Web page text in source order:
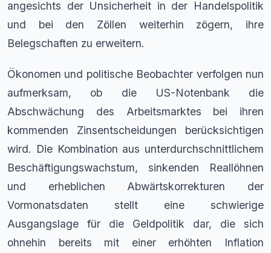
angesichts der Unsicherheit in der Handelspolitik
und bei den Zöllen weiterhin zögern, ihre
Belegschaften zu erweitern.
Ökonomen und politische Beobachter verfolgen nun
aufmerksam, ob die US-Notenbank die
Abschwächung des Arbeitsmarktes bei ihren
kommenden Zinsentscheidungen berücksichtigen
wird. Die Kombination aus unterdurchschnittlichem
Beschäftigungswachstum, sinkenden Reallöhnen
und erheblichen Abwärtskorrekturen der
Vormonatsdaten stellt eine schwierige
Ausgangslage für die Geldpolitik dar, die sich
ohnehin bereits mit einer erhöhten Inflation